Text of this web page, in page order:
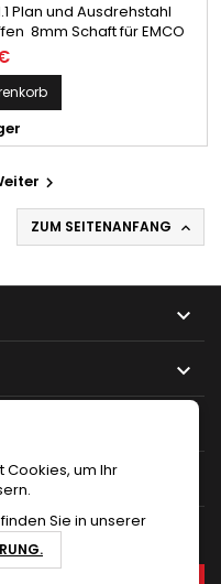
Plan und Ausdrehstahl
8mm Schaft für EMCO
3 / 4 / PC

ZUM SEITENANFANG 


Cookies, um Ihr
Sie in unserer